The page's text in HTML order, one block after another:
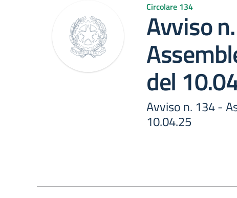
Circolare 134
Avviso
del
Avviso n. 134 -
10.04.25